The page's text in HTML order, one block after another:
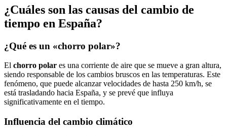
¿Cuáles son las causas del cambio de
tiempo en España?
¿Qué es un «chorro polar»?
El chorro polar es una corriente de aire que se mueve a gran altura,
siendo responsable de los cambios bruscos en las temperaturas. Este
fenómeno, que puede alcanzar velocidades de hasta 250 km/h, se
está trasladando hacia España, y se prevé que influya
significativamente en el tiempo.
Influencia del cambio climático